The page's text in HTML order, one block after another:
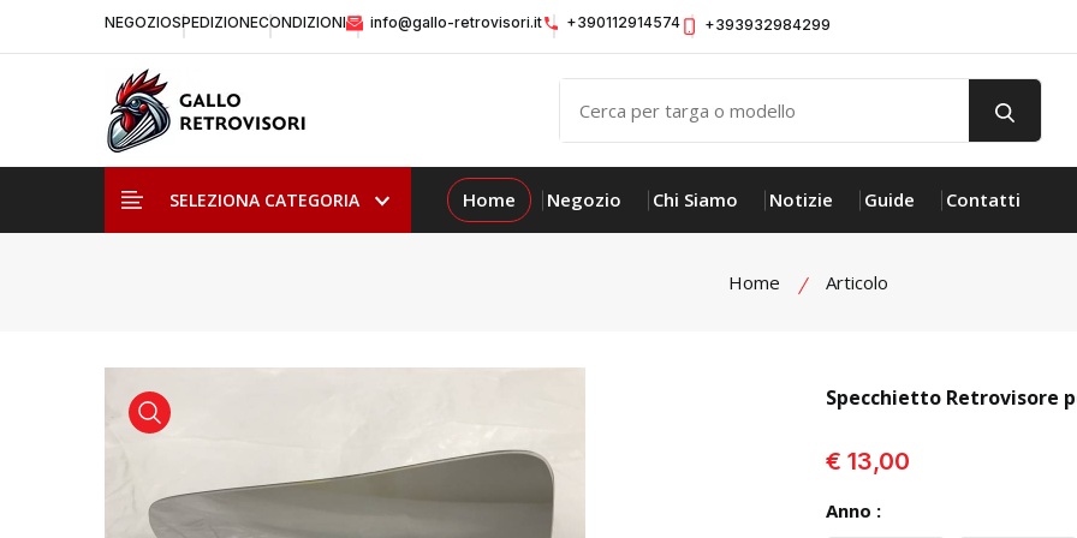
NEGOZIOSPEDIZIONECONDIZIONI info@gallo-retrovisori.it +390112914574 +393932984299
SELEZIONA CATEGORIA Home Negozio Chi Siamo Notizie Guide Contatti
Home Articolo
visualizza prodotto
Specchietto Retrovisore
€ 13,00
Anno :